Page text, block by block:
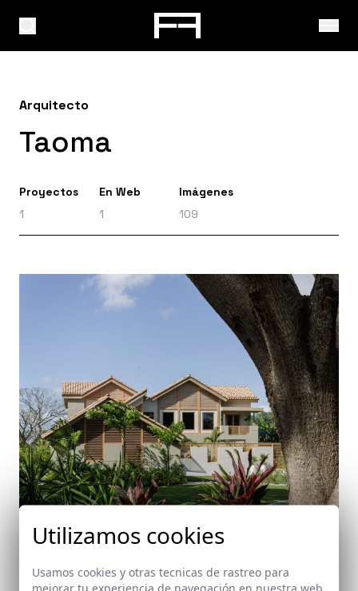
Arquitecto
Taoma
Proyectos
1
En Web
1
Imágenes
109
Utilizamos cookies
Usamos cookies y otras tecnicas de rastreo para
mejorar tu experiencia de navegación en nuestra web,